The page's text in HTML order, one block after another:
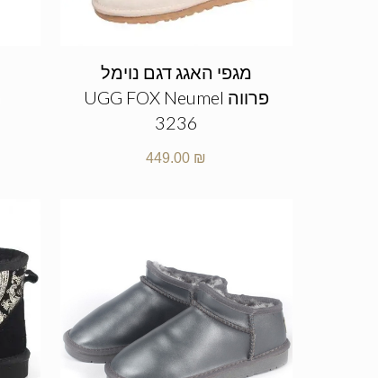
מגפי האגג דגם נוימל
פרווה UGG FOX Neumel
3236
449.00 ₪